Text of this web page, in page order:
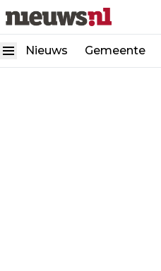
Nieuws Gemeente